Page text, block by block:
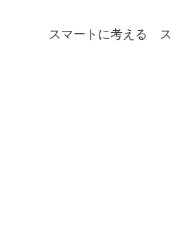
スマートに考える